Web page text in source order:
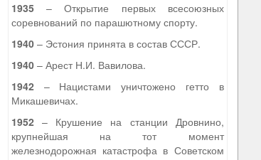
1935– Открытие первых всесоюзных
соревнований по парашютному спорту.
1940– Эстония принята в состав СССР.
1940– Арест Н.И. Вавилова.
1942– Нацистами уничтожено гетто в
Микашевичах.
1952– Крушение на станции Дровнино,
крупнейшая на тот момент
железнодорожная катастрофа в Советском